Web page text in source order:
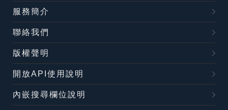
服務簡介
聯絡我們
版權聲明
開放API使用說明
內嵌搜尋欄位說明